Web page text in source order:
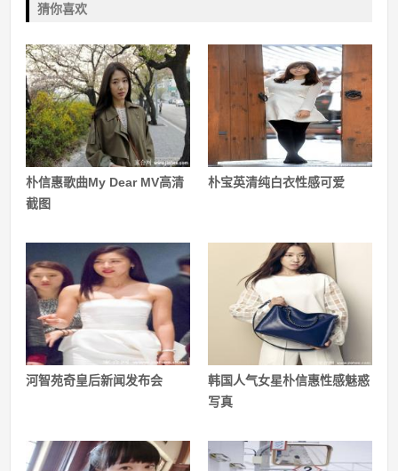
猜你喜欢
朴信惠歌曲My Dear MV高清
截图
朴宝英清纯白衣性感可爱
河智苑奇皇后新闻发布会
韩国人气女星朴信惠性感魅惑
写真